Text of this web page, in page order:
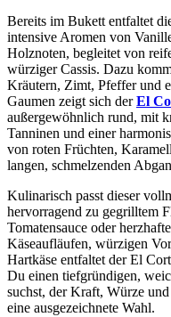
Bereits im Bukett entfaltet
intensive Aromen von
Holznoten, begleitet von
würziger Cassis. Dazu
Kräutern, Zimt, Pfeffer und
Gaumen zeigt sich derEl
außergewöhnlich rund, mit
Tanninen und einer
von roten Früchten,
langen, schmelzenden
Kulinarisch passt dieser
hervorragend zu gegrilltem
Tomatensauce oder
Käseaufläufen, würzigen
Hartkäse entfaltet der El
Du einen tiefgründigen,
suchst, der Kraft, Würze
eine ausgezeichnete Wahl.